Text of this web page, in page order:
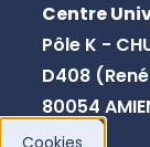
Centre
Pôle K -
D408
80054
Cookies